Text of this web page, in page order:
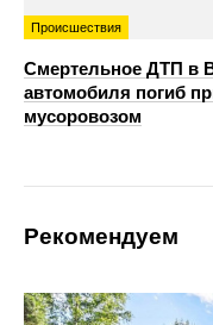
Происшествия
Смертельное ДТП в
автомобиля погиб
мусоровозом
Рекомендуем